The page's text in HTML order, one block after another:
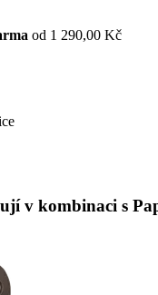
od 1 290,00 Kč
v kombinaci s